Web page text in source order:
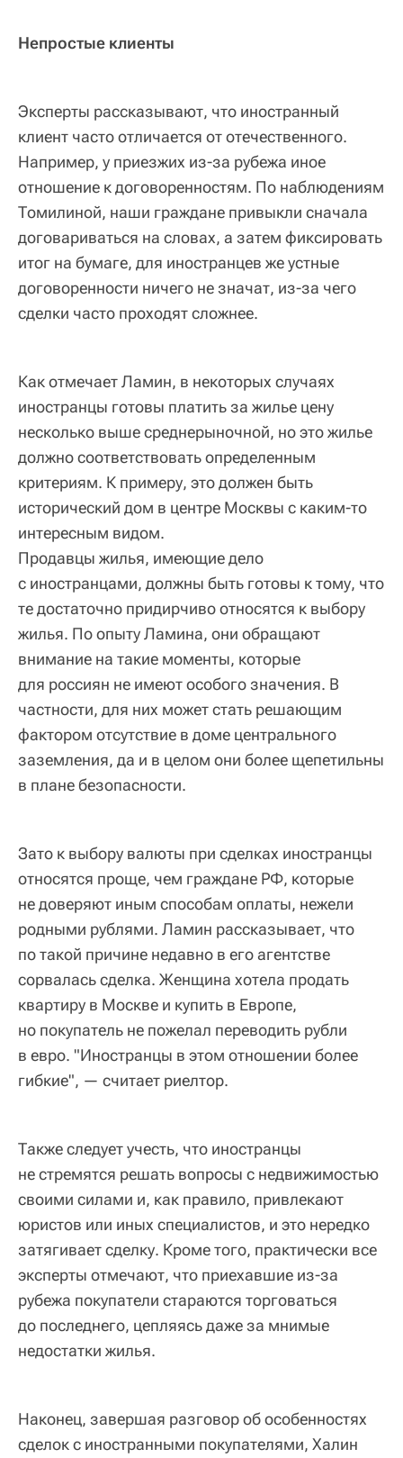
Непростые клиенты
Эксперты рассказывают, что иностранный
клиент часто отличается от отечественного.
Например, у приезжих из-за рубежа иное
отношение к договоренностям. По наблюдениям
Томилиной, наши граждане привыкли сначала
договариваться на словах, а затем фиксировать
итог на бумаге, для иностранцев же устные
договоренности ничего не значат, из-за чего
сделки часто проходят сложнее.
Как отмечает Ламин, в некоторых случаях
иностранцы готовы платить за жилье цену
несколько выше среднерыночной, но это жилье
должно соответствовать определенным
критериям. К примеру, это должен быть
исторический дом в центре Москвы с каким-то
интересным видом.
Продавцы жилья, имеющие дело
с иностранцами, должны быть готовы к тому, что
те достаточно придирчиво относятся к выбору
жилья. По опыту Ламина, они обращают
внимание на такие моменты, которые
для россиян не имеют особого значения. В
частности, для них может стать решающим
фактором отсутствие в доме центрального
заземления, да и в целом они более щепетильны
в плане безопасности.
Зато к выбору валюты при сделках иностранцы
относятся проще, чем граждане РФ, которые
не доверяют иным способам оплаты, нежели
родными рублями. Ламин рассказывает, что
по такой причине недавно в его агентстве
сорвалась сделка. Женщина хотела продать
квартиру в Москве и купить в Европе,
но покупатель не пожелал переводить рубли
в евро. "Иностранцы в этом отношении более
гибкие", — считает риелтор.
Также следует учесть, что иностранцы
не стремятся решать вопросы с недвижимостью
своими силами и, как правило, привлекают
юристов или иных специалистов, и это нередко
затягивает сделку. Кроме того, практически все
эксперты отмечают, что приехавшие из-за
рубежа покупатели стараются торговаться
до последнего, цепляясь даже за мнимые
недостатки жилья.
Наконец, завершая разговор об особенностях
сделок с иностранными покупателями, Халин